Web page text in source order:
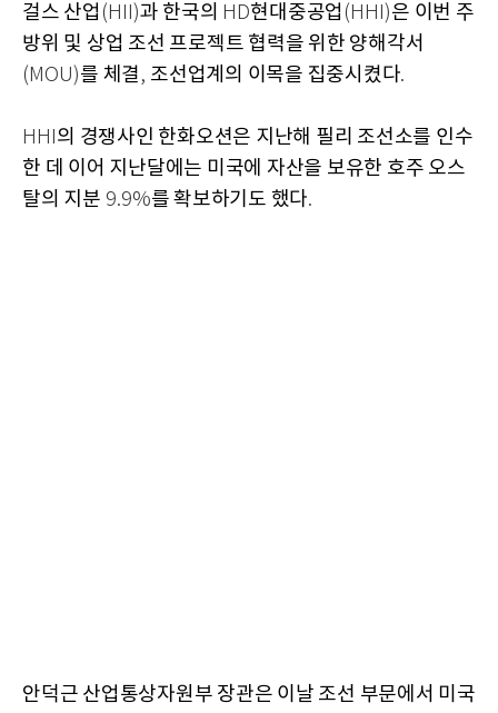
걸스 산업 (HII)과 한국의 HD현대중공업 (HHI)은 이번 주
방위 및 상업 조선 프로젝트 협력을 위한 양해각서
(MOU)를 체결, 조선업계의 이목을 집중시켰다.
HHI의 경쟁사인 한화오션은 지난해 필리 조선소를 인수
한 데 이어 지난달에는 미국에 자산을 보유한 호주 오스
탈의 지분 9.9%를 확보하기도 했다.
안덕근 산업통상자원부 장관은 이날 조선 부문에서 미국